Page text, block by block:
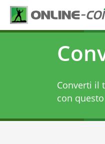
Converti il
con questo